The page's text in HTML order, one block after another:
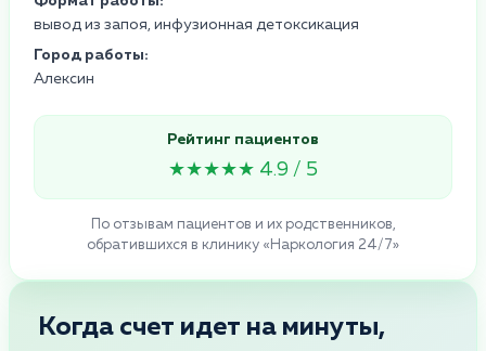
вывод из запоя, инфузионная детоксикация
Город работы:
Алексин
Рейтинг пациентов
★★★★★ 4.9 / 5
По отзывам пациентов и их родственников,
обратившихся в клинику «Наркология 24/7»
Когда счет идет на минуты,